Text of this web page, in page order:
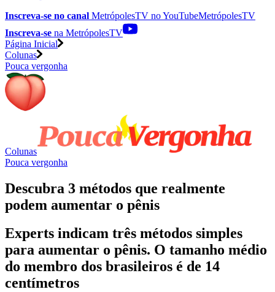
Inscreva-se no canal MetrópolesTV noYouTubeMetrópolesTV
Inscreva-se na MetrópolesTV
Página Inicial
Colunas
Pouca vergonha
Colunas
Pouca vergonha
Descubra 3 métodos que realmente
podem aumentar o pênis
Experts indicam três métodos simples
para aumentar o pênis. O tamanho médio
do membro dos brasileiros é de 14
centímetros